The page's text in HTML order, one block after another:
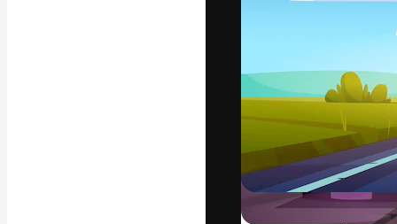
Platforma
najlepszych
Polski